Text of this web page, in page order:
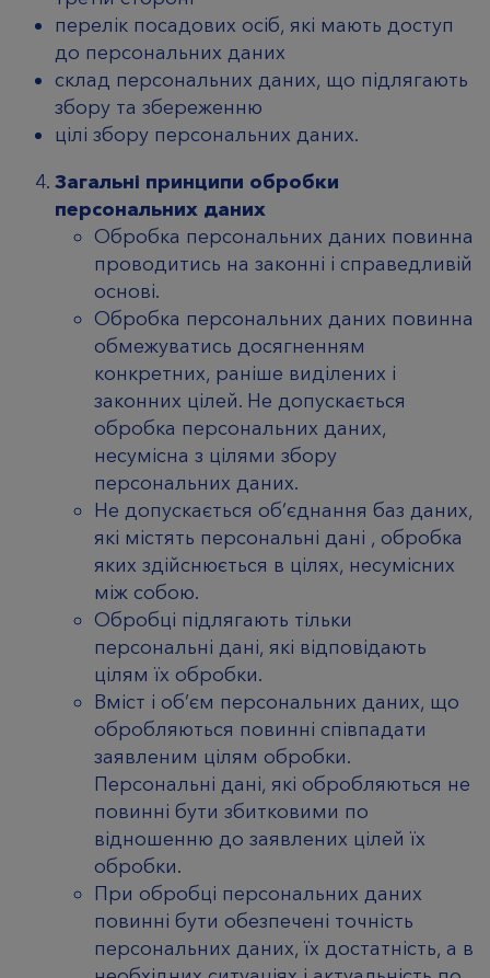
перелік посадових осіб, які мають доступ
до персональних даних
склад персональних даних, що підлягають
збору та збереженню
цілі збору персональних даних.
Загальні принципи обробки
персональних даних
Обробка персональних даних повинна
проводитись на законні і справедливій
основі.
Обробка персональних даних повинна
обмежуватись досягненням
конкретних, раніше виділених і
законних цілей. Не допускається
обробка персональних даних,
несумісна з цілями збору
персональних даних.
Не допускається об’єднання баз даних,
які містять персональні дані , обробка
яких здійснюється в цілях, несумісних
між собою.
Обробці підлягають тільки
персональні дані, які відповідають
цілям їх обробки.
Вміст і об’єм персональних даних, що
обробляються повинні співпадати
заявленим цілям обробки.
Персональні дані, які обробляються не
повинні бути збитковими по
відношенню до заявлених цілей їх
обробки.
При обробці персональних даних
повинні бути обезпечені точність
персональних даних, їх достатність, а в